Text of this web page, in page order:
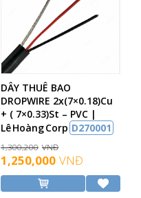
DÂY THUÊ BAO
DROPWIRE 2x(7×0.18)Cu
+ ( 7×0.33)St – PVC |
Lê Hoàng Corp D270001
1,300,200 VNĐ
1,250,000 VNĐ